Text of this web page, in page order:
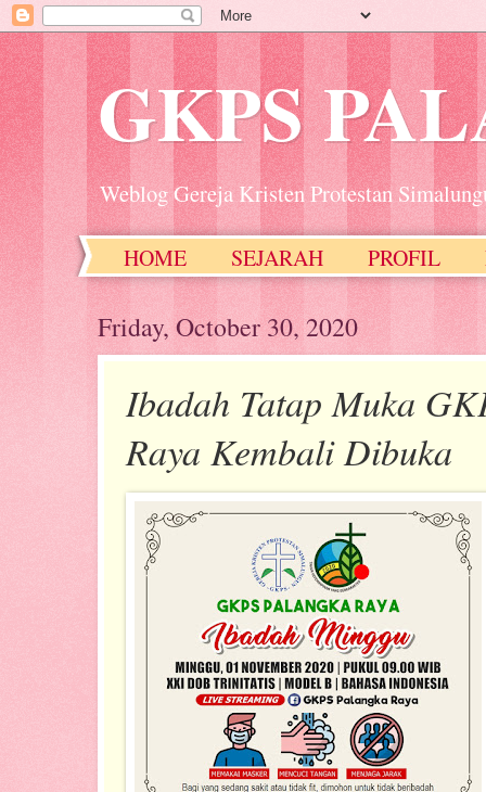
GKPS
Weblog Gereja Kristen Protestan
HOME SEJARAH PROFIL
Friday, October 30, 2020
Ibadah Tatap Muka
Raya Kembali Dibuka